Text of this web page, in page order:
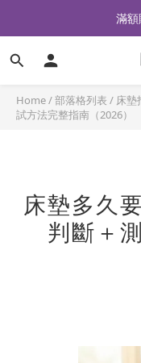
全品牌滿滿
全品牌滿
Home/部落格列表 / 床墊
試方法完整指南（2026）
床墊多久
判斷＋